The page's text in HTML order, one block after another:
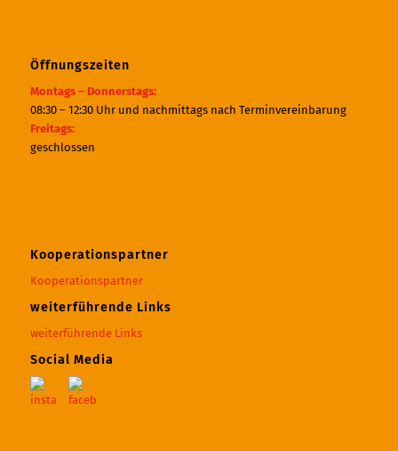
Öffnungszeiten
Montags – Donnerstags:
08:30 – 12:30 Uhr und nachmittags nach Terminvereinbarung
Freitags:
geschlossen
Kooperationspartner
Kooperationspartner
weiterführende Links
weiterführende Links
Social Media